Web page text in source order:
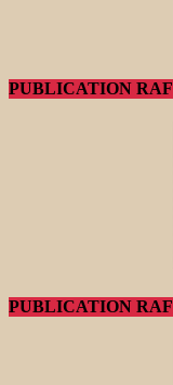
PUBLICATION
PUBLICATION